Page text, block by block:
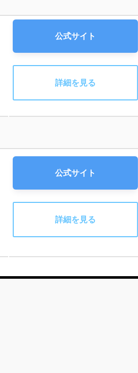
公式サイト
詳細を見る
公式サイト
詳細を見る